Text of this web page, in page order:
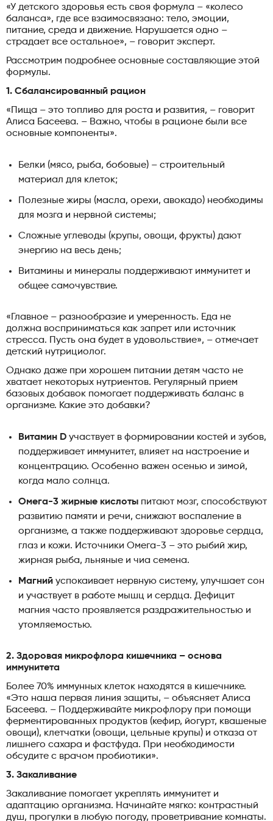
«У детского здоровья есть своя формула – «колесо
баланса», где все взаимосвязано: тело, эмоции,
питание, среда и движение. Нарушается одно –
страдает все остальное», – говорит эксперт.
Рассмотрим подробнее основные составляющие этой
формулы.
1. Сбалансированный рацион
«Пища – это топливо для роста и развития, – говорит
Алиса Басеева. – Важно, чтобы в рационе были все
основные компоненты».
Белки (мясо, рыба, бобовые) – строительный
материал для клеток;
Полезные жиры (масла, орехи, авокадо) необходимы
для мозга и нервной системы;
Сложные углеводы (крупы, овощи, фрукты) дают
энергию на весь день;
Витамины и минералы поддерживают иммунитет и
общее самочувствие.
«Главное – разнообразие и умеренность. Еда не
должна восприниматься как запрет или источник
стресса. Пусть она будет в удовольствие», – отмечает
детский нутрициолог.
Однако даже при хорошем питании детям часто не
хватает некоторых нутриентов. Регулярный прием
базовых добавок помогает поддерживать баланс в
организме. Какие это добавки?
Витамин D участвует в формировании костей и зубов,
поддерживает иммунитет, влияет на настроение и
концентрацию. Особенно важен осенью и зимой,
когда мало солнца.
Омега-3 жирные кислоты питают мозг, способствуют
развитию памяти и речи, снижают воспаление в
организме, а также поддерживают здоровье сердца,
глаз и кожи. Источники Омега-3 – это рыбий жир,
жирная рыба, льняные и чиа семена.
Магний успокаивает нервную систему, улучшает сон
и участвует в работе мышц и сердца. Дефицит
магния часто проявляется раздражительностью и
утомляемостью.
2. Здоровая микрофлора кишечника – основа
иммунитета
Более 70% иммунных клеток находятся в кишечнике.
«Это наша первая линия защиты, – объясняет Алиса
Басеева. – Поддерживайте микрофлору при помощи
ферментированных продуктов (кефир, йогурт, квашеные
овощи), клетчатки (овощи, цельные крупы) и отказа от
лишнего сахара и фастфуда. При необходимости
обсудите с врачом пробиотики».
3. Закаливание
Закаливание помогает укреплять иммунитет и
адаптацию организма. Начинайте мягко: контрастный
душ, прогулки в любую погоду, проветривание комнаты.